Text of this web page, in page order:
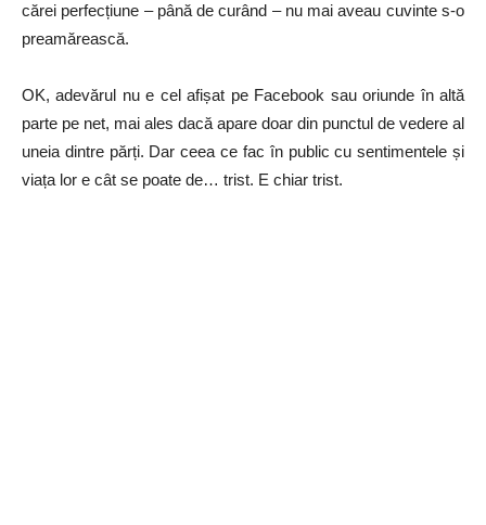
cărei perfecțiune – până de curând – nu mai aveau cuvinte s-o
preamărească.
OK, adevărul nu e cel afișat pe Facebook sau oriunde în altă
parte pe net, mai ales dacă apare doar din punctul de vedere al
uneia dintre părți. Dar ceea ce fac în public cu sentimentele și
viața lor e cât se poate de… trist. E chiar trist.